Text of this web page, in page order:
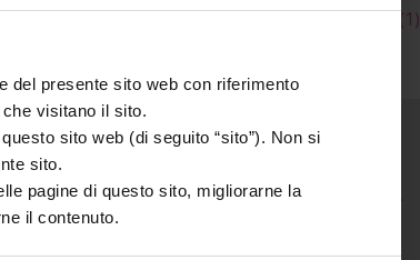
del presente sito web con riferimento
visitano il sito.
sito web (di seguito “sito”). Non si
sito.
pagine di questo sito, migliorarne la
il contenuto.
Riproduzione e nutrizione(1)
fertilità, PCOS, PMA e salute ginecologica in generale.